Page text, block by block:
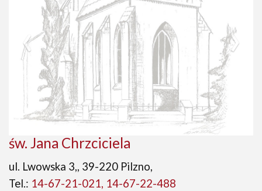
‹ ›
św. Jana Chrzciciela
ul. Lwowska 3,, 39-220 Pilzno,
Tel.: 14-67-21-021, 14-67-22-488